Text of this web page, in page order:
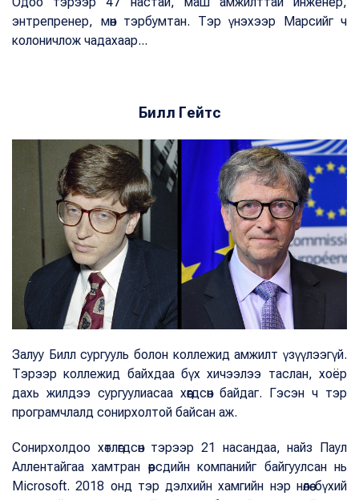
энтрепренер, мөн тэрбумтан. Тэр үнэхээр Марсийг ч
колоничлож чадахаар...
Билл Гейтс
Залуу Билл сургууль болон коллежид амжилт үзүүлээгүй.
Тэрээр коллежид байхдаа бүх хичээлээ таслан, хоёр
дахь жилдээ сургуулиасаа хөөгдсөн байдаг. Гэсэн ч тэр
програмчлалд сонирхолтой байсан аж.
Сонирхолдоо хөтлөгдсөн тэрээр 21 насандаа, найз Паул
Аллентайгаа хамтран өөрсдийн компанийг байгуулсан нь
Microsoft. 2018 онд тэр дэлхийн хамгийн нэр нөлөө бүхий